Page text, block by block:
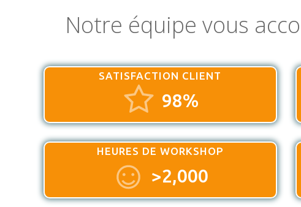
Notre équipe vous
SATISFACTION CLIENT
98%
HEURES DE WORKSHOP
>2,000